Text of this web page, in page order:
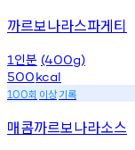
까르보나라스파게티
1 인분 (400g)
500kcal
100회 이상기록
매콤까르보나라소스